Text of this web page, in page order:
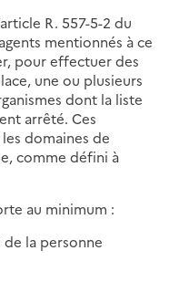
R. 557-5-2 du
mentionnés à ce
pour effectuer des
une ou plusieurs
dont la liste
arrêté. Ces
domaines de
comme défini à
au minimum :
la personne